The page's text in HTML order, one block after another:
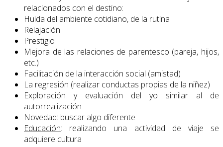
relacionados con el destino:
Huida del ambiente cotidiano, de la rutina
Relajación
Prestigio
Mejora de las relaciones de parentesco (pareja, hijos,
etc.)
Facilitación de la interacción social (amistad)
La regresión (realizar conductas propias de la niñez)
Exploración y evaluación del yo similar al de
autorrealización
Novedad: buscar algo diferente
Educación: realizando una actividad de viaje se
adquiere cultura